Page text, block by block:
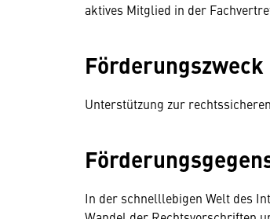
aktives Mitglied in der
Förderungszweck
Unterstützung zur
In der schnelllebigen Welt des